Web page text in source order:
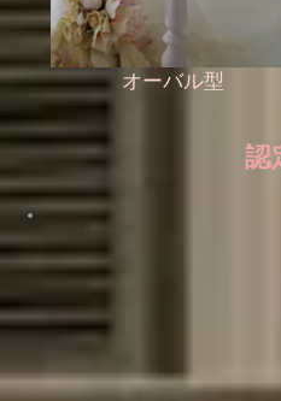
​オーバル型
認